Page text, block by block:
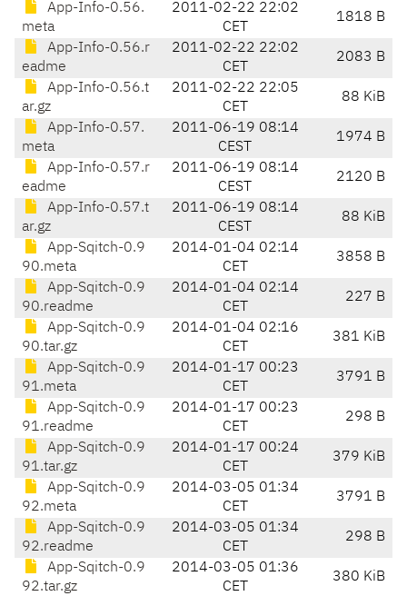
App-Info-0.56.
meta
2011-02-22 22:02
CET
1818 B
App-Info-0.56.r
eadme
2011-02-22 22:02
CET
2083 B
App-Info-0.56.t
ar.gz
2011-02-22 22:05
CET
88 KiB
App-Info-0.57.
meta
2011-06-19 08:14
CEST
1974 B
App-Info-0.57.r
eadme
2011-06-19 08:14
CEST
2120 B
App-Info-0.57.t
ar.gz
2011-06-19 08:14
CEST
88 KiB
App-Sqitch-0.9
90.meta
2014-01-04 02:14
CET
3858 B
App-Sqitch-0.9
90.readme
2014-01-04 02:14
CET
227 B
App-Sqitch-0.9
90.tar.gz
2014-01-04 02:16
CET
381 KiB
App-Sqitch-0.9
91.meta
2014-01-17 00:23
CET
3791 B
App-Sqitch-0.9
91.readme
2014-01-17 00:23
CET
298 B
App-Sqitch-0.9
91.tar.gz
2014-01-17 00:24
CET
379 KiB
App-Sqitch-0.9
92.meta
2014-03-05 01:34
CET
3791 B
App-Sqitch-0.9
92.readme
2014-03-05 01:34
CET
298 B
App-Sqitch-0.9
92.tar.gz
2014-03-05 01:36
CET
380 KiB